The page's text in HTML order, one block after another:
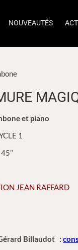
NOUVEAUTÉS
et piano
1
JEAN RAFFARD
Billaudot :